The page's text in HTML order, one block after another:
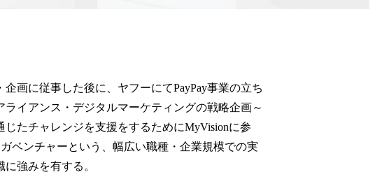
画に従事した後に、ヤフーにてPayPay事業の立ち
イアンス・デジタルマーケティングの戦略企画～
たチャレンジを支援をするためにMyVisionに参
ベンチャーという、幅広い職種・企業規模での実
強みを有する。